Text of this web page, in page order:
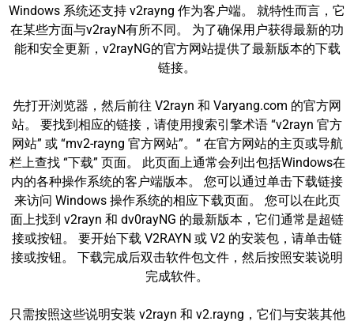
Windows 系统还支持 v2rayng 作为客户端。 就特性而言，它
在某些方面与v2rayN有所不同。 为了确保用户获得最新的功
能和安全更新，v2rayNG的官方网站提供了最新版本的下载
链接。
先打开浏览器，然后前往 V2rayn 和 Varyang.com 的官方网
站。 要找到相应的链接，请使用搜索引擎术语 “v2rayn 官方
网站” 或 “mv2-rayng 官方网站”。“ 在官方网站的主页或导航
栏上查找 “下载” 页面。 此页面上通常会列出包括Windows在
内的各种操作系统的客户端版本。 您可以通过单击下载链接
来访问 Windows 操作系统的相应下载页面。 您可以在此页
面上找到 v2rayn 和 dv0rayNG 的最新版本，它们通常是超链
接或按钮。 要开始下载 V2RAYN 或 V2 的安装包，请单击链
接或按钮。 下载完成后双击软件包文件，然后按照安装说明
完成软件。
只需按照这些说明安装 v2rayn 和 v2.rayng，它们与安装其他